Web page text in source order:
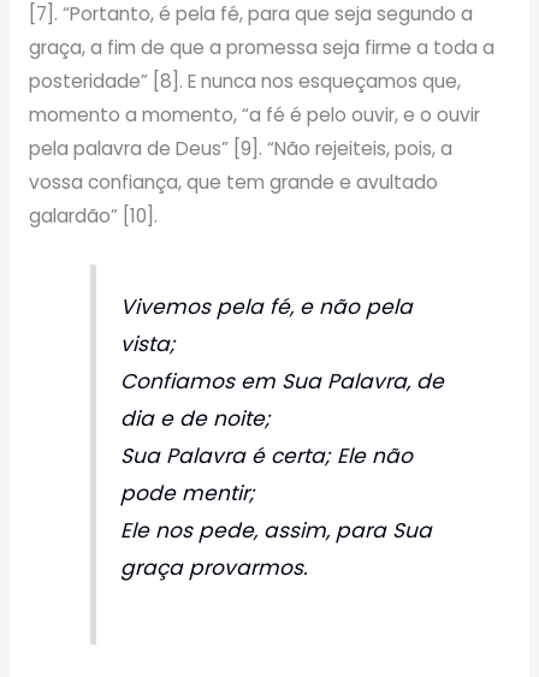
[7]. “Portanto, é pela fé, para que seja segundo a
graça, a fim de que a promessa seja firme a toda a
posteridade” [8]. E nunca nos esqueçamos que,
momento a momento, “a fé é pelo ouvir, e o ouvir
pela palavra de Deus” [9]. “Não rejeiteis, pois, a
vossa confiança, que tem grande e avultado
galardão” [10].
Vivemos pela fé, e não pela
vista;
Confiamos em Sua Palavra, de
dia e de noite;
Sua Palavra é certa; Ele não
pode mentir;
Ele nos pede, assim, para Sua
graça provarmos.